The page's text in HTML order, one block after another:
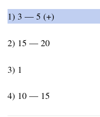
1) 3 — 5 (+)
2) 15 — 20
3) 1
4) 10 — 15